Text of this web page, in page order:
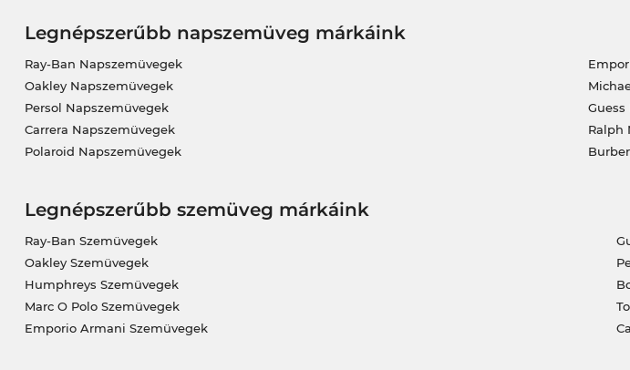
Legnépszerűbb napszemüveg márkáink
Ray-Ban Napszemüvegek
Oakley Napszemüvegek
Persol Napszemüvegek
Carrera Napszemüvegek
Polaroid Napszemüvegek
Ralph
Legnépszerűbb szemüveg márkáink
Ray-Ban Szemüvegek
Oakley Szemüvegek
Humphreys Szemüvegek
Marc O Polo Szemüvegek
Emporio Armani Szemüvegek